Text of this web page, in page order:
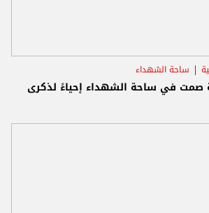
ساحة الشهداء
صمت في ساحة الشهداء إحياءً لذكرى